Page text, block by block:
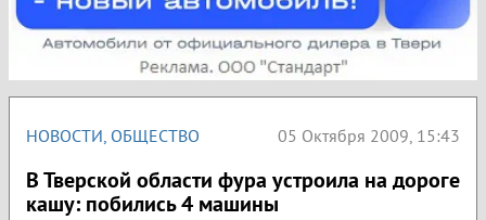
НОВОСТИ, ОБЩЕСТВО 05 Октября 2009, 15:43
В Тверской области фура устроила на дороге
кашу: побились 4 машины